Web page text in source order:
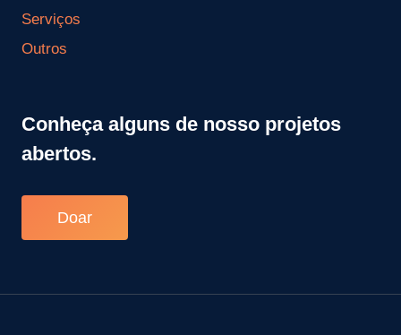
Serviços
Outros
Conheça alguns de nosso projetos
abertos.
Doar